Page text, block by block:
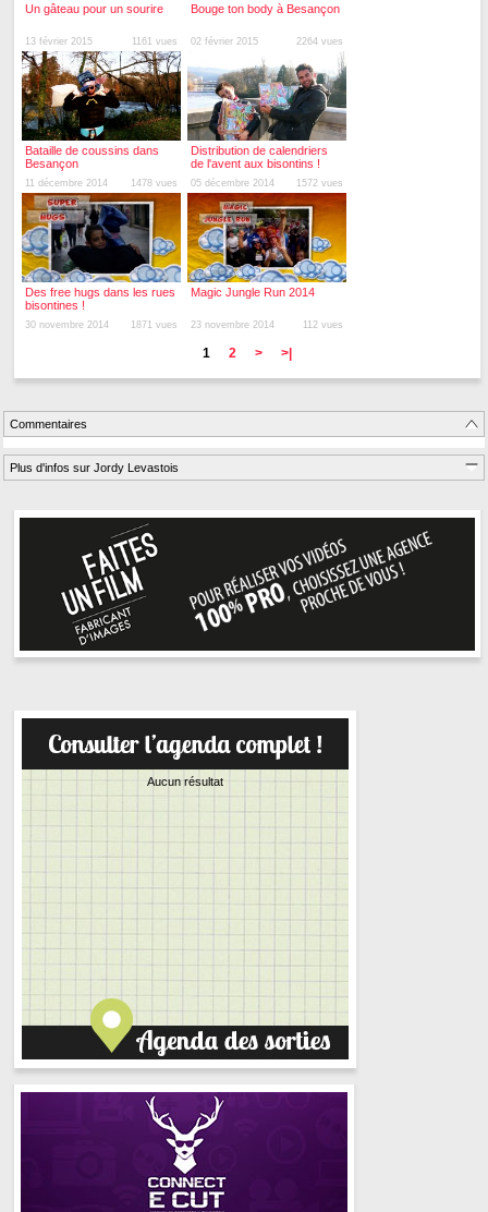
Un gâteau pour un sourire
13 février 2015 1161 vues
Bouge ton body à Besançon
02 février 2015 2264 vues
Bataille de coussins dans
Besançon
11 décembre 2014 1478 vues
Distribution de calendriers
de l'avent aux bisontins !
05 décembre 2014 1572 vues
Des free hugs dans les rues
bisontines !
30 novembre 2014 1871 vues
Magic Jungle Run 2014
23 novembre 2014 112 vues
1 2 > >|
Commentaires
Plus d'infos sur Jordy Levastois
Aucun résultat